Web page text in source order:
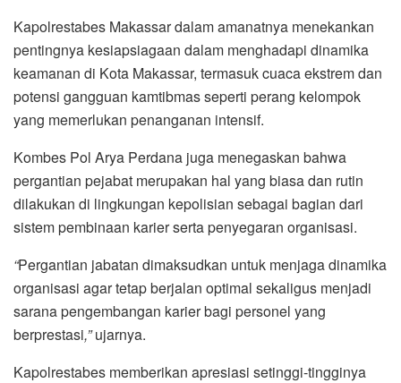
Kapolrestabes Makassar dalam amanatnya menekankan
pentingnya kesiapsiagaan dalam menghadapi dinamika
keamanan di Kota Makassar, termasuk cuaca ekstrem dan
potensi gangguan kamtibmas seperti perang kelompok
yang memerlukan penanganan intensif.
Kombes Pol Arya Perdana juga menegaskan bahwa
pergantian pejabat merupakan hal yang biasa dan rutin
dilakukan di lingkungan kepolisian sebagai bagian dari
sistem pembinaan karier serta penyegaran organisasi.
“Pergantian jabatan dimaksudkan untuk menjaga dinamika
organisasi agar tetap berjalan optimal sekaligus menjadi
sarana pengembangan karier bagi personel yang
berprestasi,”ujarnya.
Kapolrestabes memberikan apresiasi setinggi-tingginya